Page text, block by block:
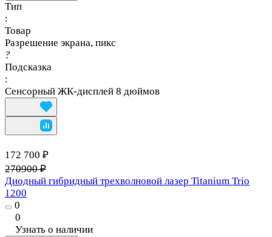
Тип
:
Товар
Разрешение экрана, пикс
?
Подсказка
:
Сенсорный ЖК-дисплей 8 дюймов
172 700 ₽
270900 ₽
Диодный гибридный трехволновой лазер Titanium Trio
1200
0
0
Узнать о наличии